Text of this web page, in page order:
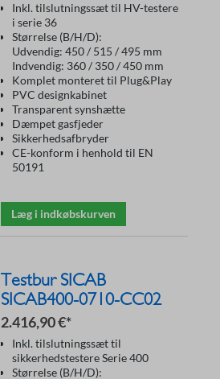
Inkl. tilslutningssæt til HV-testere
i serie 36
Størrelse (B/H/D):
Udvendig: 450 / 515 / 495 mm
Indvendig: 360 / 350 / 450 mm
Komplet monteret til Plug&Play
PVC designkabinet
Transparent synshætte
Dæmpet gasfjeder
Sikkerhedsafbryder
CE-konform i henhold til EN
50191
Læg i indkøbskurven
Testbur SICAB
SICAB400-0710-CC02
2.416,90 €*
Inkl. tilslutningssæt til
sikkerhedstestere Serie 400
Størrelse (B/H/D):